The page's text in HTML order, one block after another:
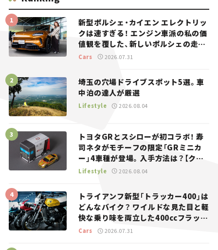
新型ポルシェ・カイエン エレクトリッ
クは速すぎる！ エンジン車派の私の価
値観を覆した、新しいポルシェの走
り。
Cars 2026.07.31
埼玉の穴場ドライブスポット5選。車
中泊の達人が厳選
Lifestyle 2026.08.04
トヨタGRとスシローが初コラボ！ 寿
司ネタがモチーフの限定「GRミニカ
ー」4車種が登場。入手方法は？【クル
マとホビー】
Lifestyle 2026.08.04
トライアンフ新型「トラッカー400」は
どんなバイク？ ワイルドな見た目と軽
快な乗り味を両立した400ccフラット
トラッカー【試乗レビュー】
Cars 2026.07.31